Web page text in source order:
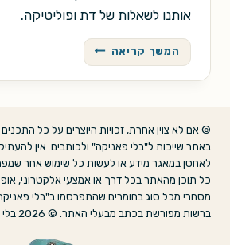
אותנו לשאלות של דת ופוליטיקה.
המשך קריאה חוה
המיטוכונדרית
© אם לא צוין אחרת, זכויות היוצרים על כל
באתר שייכות ל"בלי פאניקה" ולכותבים. אין
לאחסן במאגר מידע או לעשות כל שימוש אחר שמפר
כל תוכן מהאתר בכל דרך או אמצעי אלקטרוני,
מסחרי מכל סוג בחומרים שהתפרסמו ב"בלי
ברשות מפורשת בכתב מבעלי האתר. © 2026 בלי פאניקה